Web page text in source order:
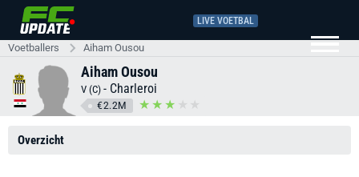
LIVE VOETBAL
Voetballers Aiham Ousou
Aiham Ousou
V (C) - Charleroi
€2.2M
Overzicht